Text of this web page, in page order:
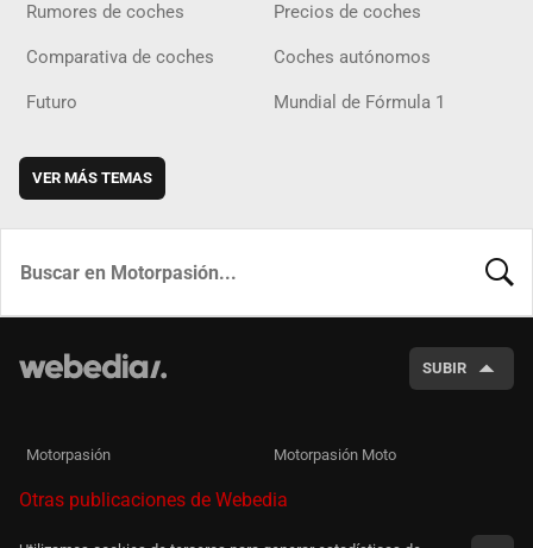
Rumores de coches Precios de coches
Comparativa de coches Coches autónomos
Futuro Mundial de Fórmula 1
VER MÁS TEMAS
SUBIR
Motorpasión Motorpasión Moto
Otras publicaciones de Webedia